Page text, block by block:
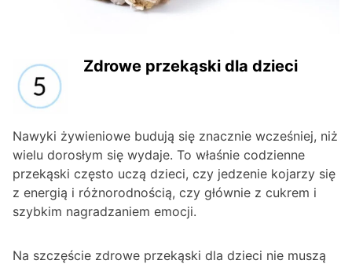
Zdrowe przekąski dla dzieci
Nawyki żywieniowe budują się znacznie wcześniej, niż
wielu dorosłym się wydaje. To właśnie codzienne
przekąski często uczą dzieci, czy jedzenie kojarzy się
z energią i różnorodnością, czy głównie z cukrem i
szybkim nagradzaniem emocji.
Na szczęście zdrowe przekąski dla dzieci nie muszą